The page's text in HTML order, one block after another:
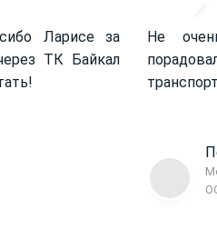
Ларисе за
ТК Байкал
Не